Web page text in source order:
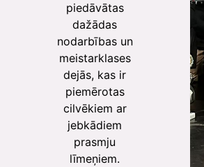
piedāvātas
dažādas
nodarbības un
meistarklases
dejās, kas ir
piemērotas
cilvēkiem ar
jebkādiem
prasmju
līmeņiem.